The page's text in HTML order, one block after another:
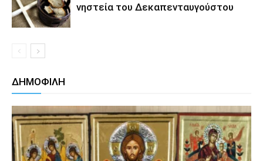
νηστεία του Δεκαπενταυγούστου
ΔΗΜΟΦΙΛΗ